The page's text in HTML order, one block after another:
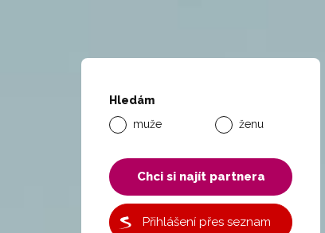
Hledám
muže
ženu
Chci si najít partnera
Přihlášení přes seznam